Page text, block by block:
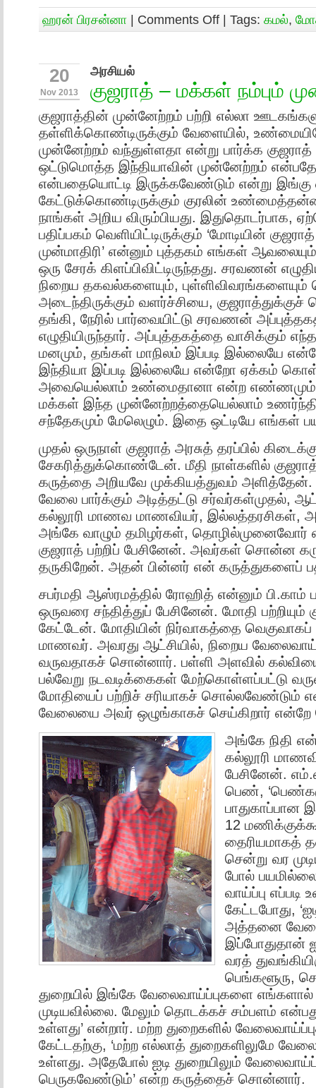
ஹரன் பிரசன்னா | Comments Off | Tags: கமல்,
20
Nov 2013
அரசியல்
குஜராத் – மக்கள் நம்பும்
குஜராத்தின் முன்னேற்றம் பற்றி எல்லா
தள்ளிக்கொண்டிருக்கும் வேளையில்,
முன்னேற்றம் வந்துள்ளதா என்று பார்க்க
ஒட்டுமொத்த இந்தியாவின் முன்னேற்றம்
என்பதையொட்டி இருக்கவேண்டும் என்று இங்கு
கேட்டுக்கொண்டிருக்கும் குரலின்
நாங்கள் அறிய விரும்பியது. இதுதொடர்பாக,
பதிப்பகம் வெளியிட்டிருக்கும் ‘மோடியின்
முன்மாதிரி’ என்னும் புத்தகம் எங்கள்
ஒரு சேரக் கிளப்பிவிட்டிருந்தது. சரவணன்
நிறைய தகவல்களையும்,
அடைந்திருக்கும் வளர்ச்சியை,
தங்கி, நேரில் பார்வையிட்டு சரவணன்
எழுதியிருந்தார். அப்புத்தகத்தை வாசிக்கும்
மனமும், தங்கள் மாநிலம் இப்படி இல்லையே
இந்தியா இப்படி இல்லையே என்றோ ஏக்கம்
அவையெல்லாம் உண்மைதானா என்ற எண்ணமும்,
மக்கள் இந்த முன்னேற்றத்தையெல்லாம்
சந்தேகமும் மேலெழும். இதை ஒட்டியே எங்கள்
முதல் ஒருநாள் குஜராத் அரசுத் தரப்பில்
சேகரித்துக்கொண்டேன். மீதி நாள்களில்
கருத்தை அறியவே முக்கியத்துவம்
வேலை பார்க்கும் அடித்தட்டு சர்வர்கள்முதல்,
கல்லூரி மாணவ மாணவியர், இல்லத்தரசிகள்,
அங்கே வாழும் தமிழர்கள், தொழில்முனைவோர்
குஜராத் பற்றிப் பேசினேன். அவர்கள் சொன்ன
தருகிறேன். அதன் பின்னர் என் கருத்துகளைப்
சபர்மதி ஆஸ்ரமத்தில் ரோஹித் என்னும் பி.காம்
ஒருவரை சந்தித்துப் பேசினேன். மோதி பற்றியும்
கேட்டேன். மோதியின் நிர்வாகத்தை வெகுவாகப்
மாணவர். அவரது ஆட்சியில், நிறைய
வருவதாகச் சொன்னார். பள்ளி அளவில்
பல்வேறு நடவடிக்கைகள் மேற்கொள்ளப்பட்டு
மோதியைப் பற்றிச் சரியாகச் சொல்லவேண்டும்
வேலையை அவர் ஒழுங்காகச் செய்கிறார்
அங்கே நிதி
கல்லூரி
பேசினேன்.
பெண்,
பாதுகாப்பான
12
தைரியமாகத்
சென்று வர
போல்
வாய்ப்பு எப்படி
கேட்டபோது,
அத்தனை
இப்போதுதான்
வரத்
பெங்களூரு,
துறையில் இங்கே வேலைவாய்ப்புகளை எங்களால்
முடியவில்லை. மேலும் தொடக்கச் சம்பளம்
உள்ளது’ என்றார். மற்ற துறைகளில்
கேட்டதற்கு, ‘மற்ற எல்லாத் துறைகளிலுமே
உள்ளது. அதேபோல் ஐடி துறையிலும்
பெருகவேண்டும்’ என்ற கருத்தைச் சொன்னார்.